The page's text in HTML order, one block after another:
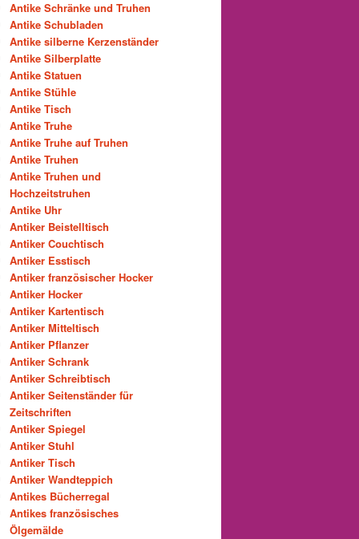
Antike Schränke und Truhen
Antike Schubladen
Antike silberne Kerzenständer
Antike Silberplatte
Antike Statuen
Antike Stühle
Antike Tisch
Antike Truhe
Antike Truhe auf Truhen
Antike Truhen
Antike Truhen und
Hochzeitstruhen
Antike Uhr
Antiker Beistelltisch
Antiker Couchtisch
Antiker Esstisch
Antiker französischer Hocker
Antiker Hocker
Antiker Kartentisch
Antiker Mitteltisch
Antiker Pflanzer
Antiker Schrank
Antiker Schreibtisch
Antiker Seitenständer für
Zeitschriften
Antiker Spiegel
Antiker Stuhl
Antiker Tisch
Antiker Wandteppich
Antikes Bücherregal
Antikes französisches
Ölgemälde